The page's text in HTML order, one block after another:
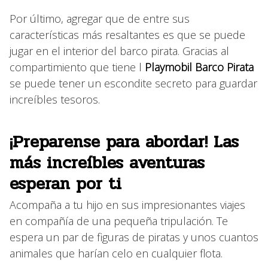
Por último, agregar que de entre sus
características más resaltantes es que se puede
jugar en el interior del barco pirata. Gracias al
compartimiento que tiene l Playmobil Barco Pirata
se puede tener un escondite secreto para guardar
increíbles tesoros.
¡Preparense para abordar! Las
más increíbles aventuras
esperan por ti
Acompaña a tu hijo en sus impresionantes viajes
en compañía de una pequeña tripulación. Te
espera un par de figuras de piratas y unos cuantos
animales que harían celo en cualquier flota.